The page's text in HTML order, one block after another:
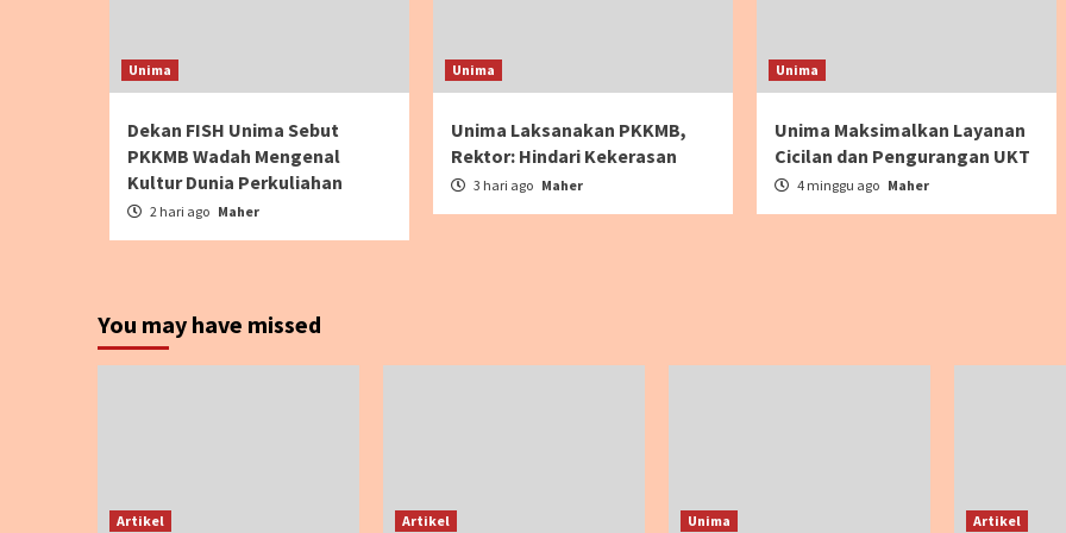
Unima
Dekan FISH Unima Sebut
PKKMB Wadah Mengenal
Kultur Dunia Perkuliahan
2 hari ago Maher
Unima
Unima Laksanakan PKKMB,
Rektor: Hindari Kekerasan
3 hari ago Maher
Unima
Unima Maksimalkan Layanan
Cicilan dan Pengurangan UKT
4 minggu ago Maher
You may have missed
Artikel Artikel Unima Artikel